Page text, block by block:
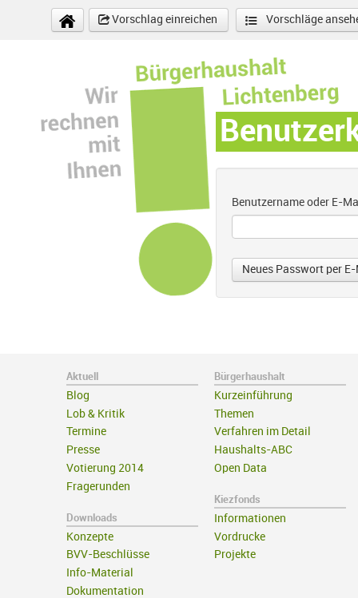
Direkt zum Inhalt
Vorschlag einreichen
Vorschläge
Benutzername oder E-
Aktuell
Blog
Lob & Kritik
Termine
Presse
Votierung 2014
Fragerunden
Downloads
Konzepte
BVV-Beschlüsse
Info-Material
Dokumentation
Bürgerhaushalt
Kurzeinführung
Themen
Verfahren im Detail
Haushalts-ABC
Open Data
Kiezfonds
Informationen
Vordrucke
Projekte